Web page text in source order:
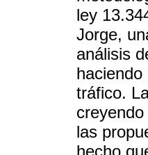
ley
Jorge,
análisis
tráfico.
las
hecho